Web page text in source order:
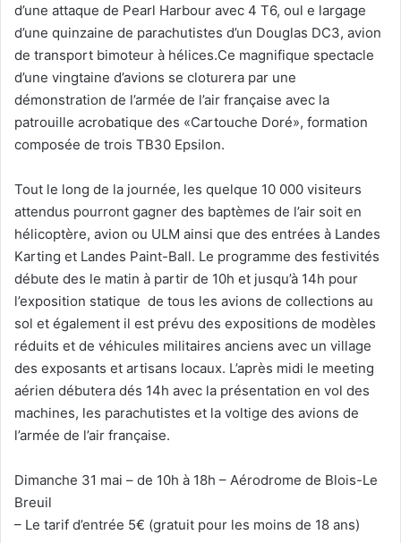
d’une attaque de Pearl Harbour avec 4 T6, oul e largage
d’une quinzaine de parachutistes d’un Douglas DC3, avion
de transport bimoteur à hélices.Ce magnifique spectacle
d’une vingtaine d’avions se cloturera par une
démonstration de l’armée de l’air française avec la
patrouille acrobatique des «Cartouche Doré», formation
composée de trois TB30 Epsilon.
Tout le long de la journée, les quelque 10 000 visiteurs
attendus pourront gagner des baptèmes de l’air soit en
hélicoptère, avion ou ULM ainsi que des entrées à Landes
Karting et Landes Paint-Ball. Le programme des festivités
débute des le matin à partir de 10h et jusqu’à 14h pour
l’exposition statique de tous les avions de collections au
sol et également il est prévu des expositions de modèles
réduits et de véhicules militaires anciens avec un village
des exposants et artisans locaux. L’après midi le meeting
aérien débutera dés 14h avec la présentation en vol des
machines, les parachutistes et la voltige des avions de
l’armée de l’air française.
Dimanche 31 mai – de 10h à 18h – Aérodrome de Blois-Le
Breuil
– Le tarif d’entrée 5€ (gratuit pour les moins de 18 ans)